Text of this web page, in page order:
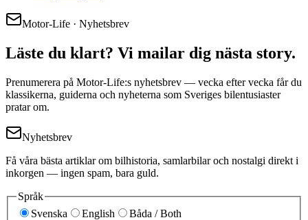
Motor-Life · Nyhetsbrev
Läste du klart? Vi mailar dig nästa story.
Prenumerera på Motor-Life:s nyhetsbrev — vecka efter vecka får du
klassikerna, guiderna och nyheterna som Sveriges bilentusiaster
pratar om.
Nyhetsbrev
Få våra bästa artiklar om bilhistoria, samlarbilar och nostalgi direkt i
inkorgen — ingen spam, bara guld.
Språk
Svenska
English Båda / Both